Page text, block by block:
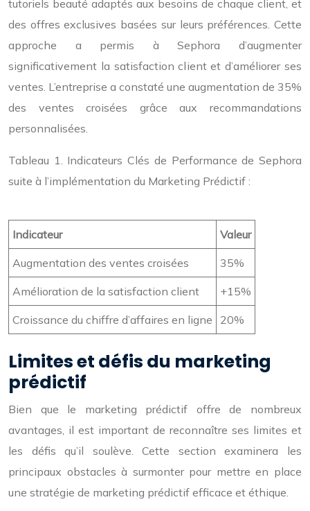
tutoriels beauté adaptés aux besoins de chaque client, et
des offres exclusives basées sur leurs préférences. Cette
approche a permis à Sephora d’augmenter
significativement la satisfaction client et d’améliorer ses
ventes. L’entreprise a constaté une augmentation de 35%
des ventes croisées grâce aux recommandations
personnalisées.
Tableau 1. Indicateurs Clés de Performance de Sephora
suite à l’implémentation du Marketing Prédictif :
Indicateur Valeur
Augmentation des ventes croisées 35%
Amélioration de la satisfaction client +15%
Croissance du chiffre d’affaires en ligne 20%
Limites et défis du marketing
prédictif
Bien que le marketing prédictif offre de nombreux
avantages, il est important de reconnaître ses limites et
les défis qu’il soulève. Cette section examinera les
principaux obstacles à surmonter pour mettre en place
une stratégie de marketing prédictif efficace et éthique.